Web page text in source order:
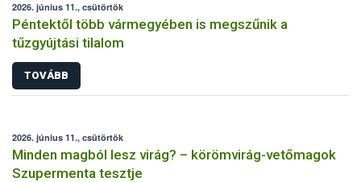
2026. június 11., csütörtök
Péntektől több vármegyében is megszűnik a
tűzgyújtási tilalom
TOVÁBB
2026. június 11., csütörtök
Minden magból lesz virág? – körömvirág-vetőmagok
Szupermenta tesztje